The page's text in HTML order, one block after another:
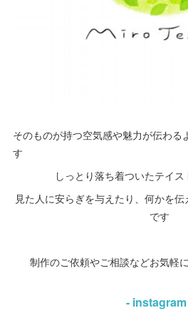
そのものが持つ空気感や魅力が伝わる
す
しっとり落ち着ついたテイ
見た人に安らぎを与えたり、何かを
です
制作のご依頼やご相談などお気軽
-